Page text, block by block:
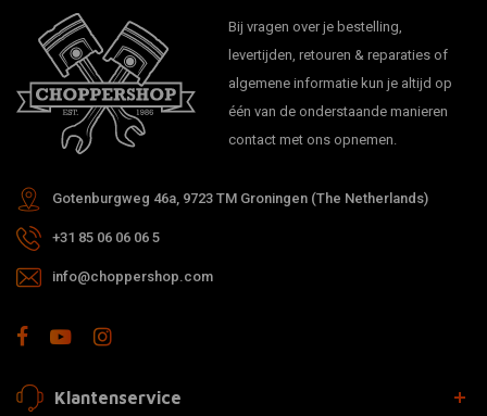
Bij vragen over je bestelling,
levertijden, retouren & reparaties of
algemene informatie kun je altijd op
één van de onderstaande manieren
contact met ons opnemen.
Gotenburgweg 46a, 9723 TM Groningen (The Netherlands)
+31 85 06 06 06 5
info@choppershop.com
Klantenservice